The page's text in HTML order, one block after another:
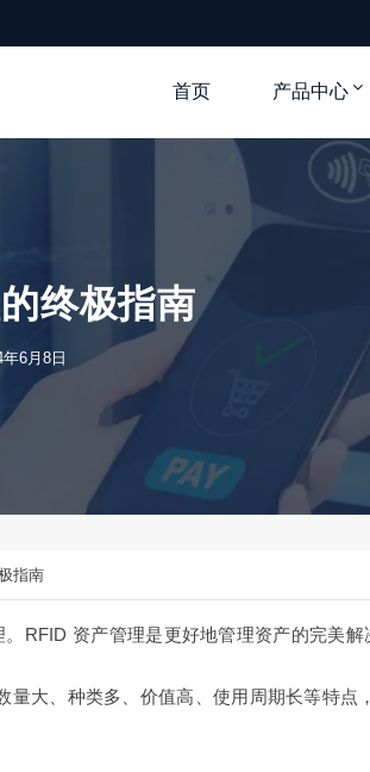
首页 产品中心
终极指南
6月8日
指南
RFID 资产管理是更好地管理资产的完美解
量大、种类多、价值高、使用周期长等特点